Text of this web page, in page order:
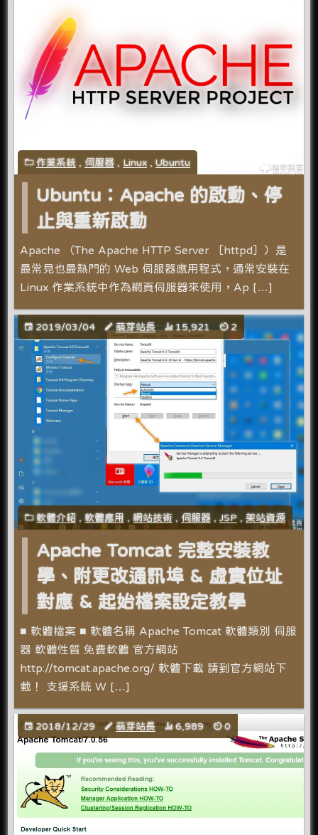
作業系統 ,伺服器 ,Linux ,Ubuntu
Ubuntu：Apache 的啟動、停
止與重新啟動
Apache （The Apache HTTP Server ［httpd］）是
最常見也最熱門的 Web 伺服器應用程式，通常安裝在
Linux 作業系統中作為網頁伺服器來使用，Ap […]
2019/03/04 萌芽站長 15,921 2
軟體介紹 ,軟體應用 ,網站技術 ,伺服器 ,JSP ,架站資源
Apache Tomcat 完整安裝教
學、附更改通訊埠 & 虛實位址
對應 & 起始檔案設定教學
■ 軟體檔案 ■ 軟體名稱 Apache Tomcat 軟體類別 伺服
器 軟體性質 免費軟體 官方網站
http://tomcat.apache.org/ 軟體下載 請到官方網站下
載！ 支援系統 W […]
2018/12/29 萌芽站長 6,989 0